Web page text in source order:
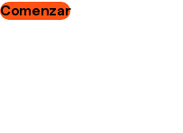
Comenzar